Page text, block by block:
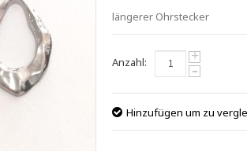
längerer Ohrstecker
Anzahl: +
-
Hinzufügen um zu